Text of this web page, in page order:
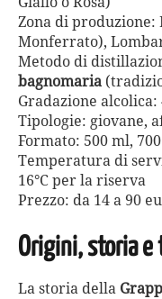
Zona di produzione:
Monferrato),
Metodo di
bagnomaria
Gradazione alcolica:
Tipologie: giovane,
Formato: 500 ml,
Temperatura di
16°C per la riserva
Prezzo: da 14 a 90
Origini, storia e
La storia della